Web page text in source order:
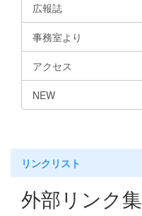
広報誌
事務室より
アクセス
NEW
リンクリスト
外部リンク集